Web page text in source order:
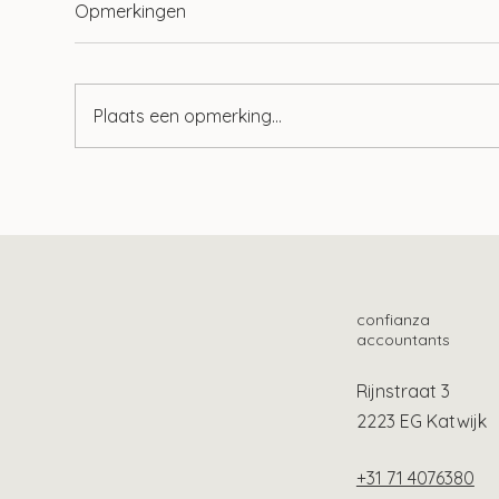
Opmerkingen
Plaats een opmerking...
confianza
accountants
Rijnstraat 3
2223 EG Katwijk
+31 71 4076380